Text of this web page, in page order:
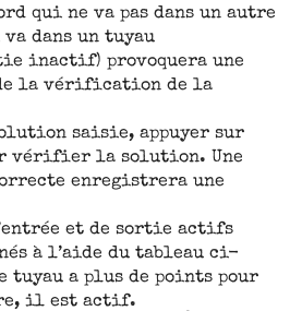
qui ne va pas dans un autre
dans un tuyau
inactif) provoquera une
la vérification de la
saisie, appuyer sur
vérifier la solution. Une
enregistrera une
et de sortie actifs
à l’aide du tableau ci-
tuyau a plus de points pour
il est actif.